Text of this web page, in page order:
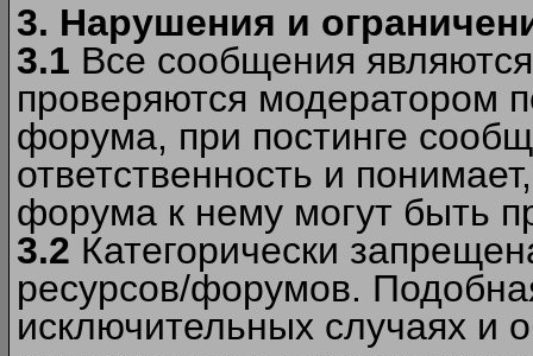
3. Нарушения и
3.1 Все сообщения
проверяются модератором
форума, при постинге
ответственность и
форума к нему могут быть
3.2 Категорически
ресурсов/форумов.
исключительных случаях и